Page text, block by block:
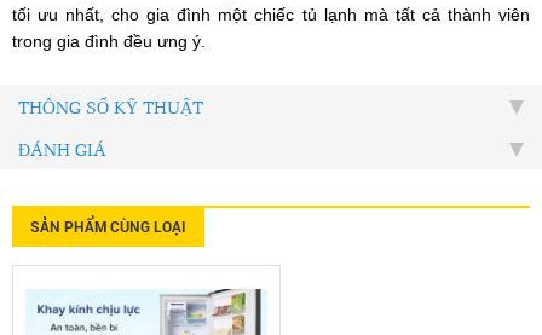
tối ưu nhất, cho gia đình một chiếc tủ lạnh mà tất cả thành viên
trong gia đình đều ưng ý.
THÔNG SỐ KỸ THUẬT
ĐÁNH GIÁ
SẢN PHẨM CÙNG LOẠI